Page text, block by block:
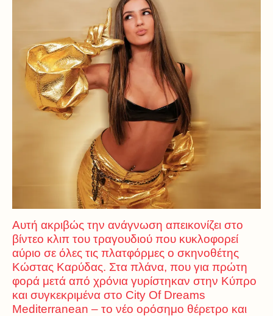
Αυτή ακριβώς την ανάγνωση απεικονίζει στο
βίντεο κλιπ του τραγουδιού που κυκλοφορεί
αύριο σε όλες τις πλατφόρμες ο σκηνοθέτης
Κώστας Καρύδας. Στα πλάνα, που για πρώτη
φορά μετά από χρόνια γυρίστηκαν στην Κύπρο
και συγκεκριμένα στο City Of Dreams
Mediterranean – το νέο ορόσημο θέρετρο και